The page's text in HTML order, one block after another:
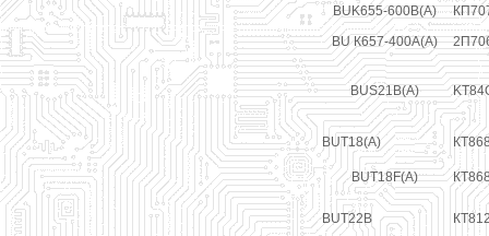
BUK655-600B(A)
BU К657-400А(А)
BUS21B(A)
BUT18(A)
BUT18F(A)
BUT22B